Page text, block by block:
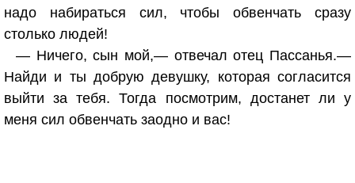
надо набираться сил, чтобы обвенчать сразу
столько людей!
— Ничего, сын мой,— отвечал отец Пассанья.—
Найди и ты добрую девушку, которая согласится
выйти за тебя. Тогда посмотрим, достанет ли у
меня сил обвенчать заодно и вас!